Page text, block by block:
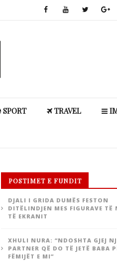
SPORT TRAVEL
POSTIMET E FUNDIT
DJALI I GRIDA DUMËS FESTON
DITËLINDJEN MES FIGURAVE TË
TË EKRANIT
XHULI NURA: “NDOSHTA GJEJ
PARTNER QË DO TË JETË BABA
FËMIJËT E MI”